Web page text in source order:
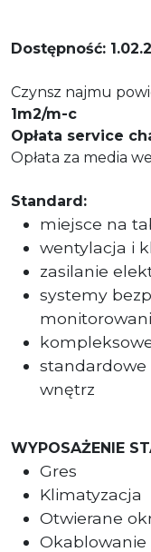
Dostępność:
Czynsz najmu
1m2/m-c
Opłata service
Opłata za media
Standard:
miejsce na
wentylacja i
zasilanie
systemy
standardowe
wnętrz
WYPOSAŻENIE
Gres
Klimatyzacja
Otwierane